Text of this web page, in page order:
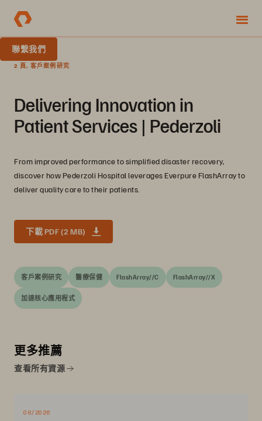
聯繫我們
2 頁, 客戶案例研究
Delivering Innovation in
Patient Services | Pederzoli
From improved performance to simplified disaster recovery,
discover how Pederzoli Hospital leverages Everpure FlashArray to
deliver quality care to their patients.
下載 PDF (2 MB)
客戶案例研究 醫療保健 FlashArray//C FlashArray//X
加速核心應用程式
更多推薦
查看所有資源
08/2026